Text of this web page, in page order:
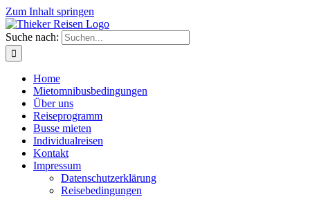
Zum Inhalt springen
Suche nach:
Home
Mietomnibusbedingungen
Über uns
Reiseprogramm
Busse mieten
Individualreisen
Kontakt
Impressum
Datenschutzerklärung
Reisebedingungen